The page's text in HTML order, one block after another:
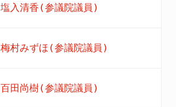
塩入清香(参議院議員)
梅村みずほ(参議院議員)
百田尚樹(参議院議員)